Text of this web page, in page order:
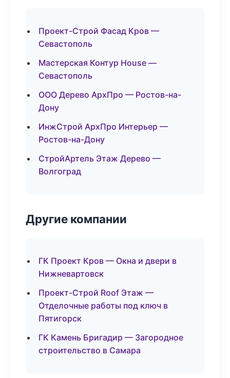
Проект-Строй Фасад Кров —
Севастополь
Мастерская Контур House —
Севастополь
ООО Дерево АрхПро — Ростов-на-
Дону
ИнжСтрой АрхПро Интерьер —
Ростов-на-Дону
СтройАртель Этаж Дерево —
Волгоград
Другие компании
ГК Проект Кров — Окна и двери в
Нижневартовск
Проект-Строй Roof Этаж —
Отделочные работы под ключ в
Пятигорск
ГК Камень Бригадир — Загородное
строительство в Самара